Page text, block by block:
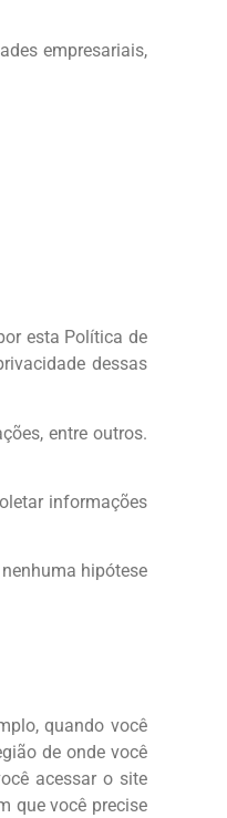
empresariais,
esta Política de
dessas
entre outros.
informações
hipótese
quando você
de onde você
acessar o site
que você precise